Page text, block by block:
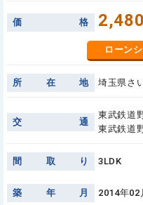
価 格
ローン
所 在 地 埼玉県さ
交 通
東武鉄道
東武鉄道
間 取 り 3LDK
築 年 月 2014年02